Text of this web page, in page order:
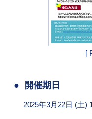
[
開催期日
2025年3月22日 (土)